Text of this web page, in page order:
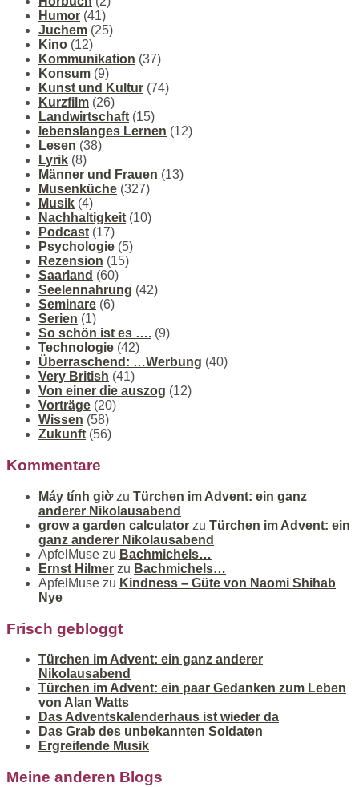
Humor (41)
Juchem (25)
Kino (12)
Kommunikation (37)
Konsum (9)
Kunst und Kultur (74)
Kurzfilm (26)
Landwirtschaft (15)
lebenslanges Lernen (12)
Lesen (38)
Lyrik (8)
Männer und Frauen (13)
Musenküche (327)
Musik (4)
Nachhaltigkeit (10)
Podcast (17)
Psychologie (5)
Rezension (15)
Saarland (60)
Seelennahrung (42)
Seminare (6)
Serien (1)
So schön ist es …. (9)
Technologie (42)
Überraschend: …Werbung (40)
Very British (41)
Von einer die auszog (12)
Vorträge (20)
Wissen (58)
Zukunft (56)
Kommentare
Máy tính giờzu Türchen im Advent: ein ganz
anderer Nikolausabend
grow a garden calculator zu Türchen im Advent: ein
ganz anderer Nikolausabend
ApfelMuse zu Bachmichels…
Ernst Hilmer zu Bachmichels…
ApfelMuse zu Kindness – Güte von Naomi Shihab
Nye
Frisch gebloggt
Türchen im Advent: ein ganz anderer
Nikolausabend
Türchen im Advent: ein paar Gedanken zum Leben
von Alan Watts
Das Adventskalenderhaus ist wieder da
Das Grab des unbekannten Soldaten
Ergreifende Musik
Meine anderen Blogs